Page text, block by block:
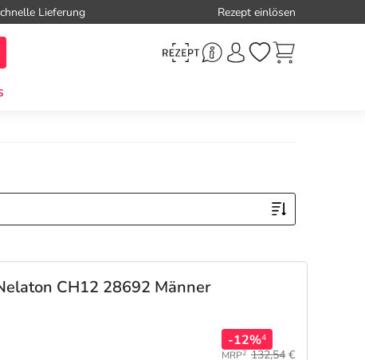
Lieferung Rezept einlösen
CH12 28692 Männer
MRP2 132,54 €
-12%4